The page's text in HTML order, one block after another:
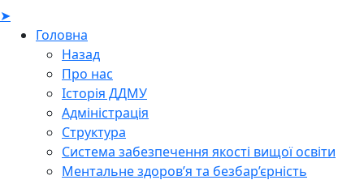
➤
Головна
Назад
Про нас
Історія ДДМУ
Адміністрація
Структура
Система забезпечення якості вищої освіти
Ментальне здоров’я та безбар’єрність